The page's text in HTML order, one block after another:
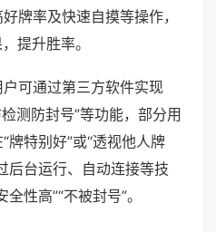
牌率及快速自摸等操作，
提升胜率。
可通过第三方软件实现
测防封号”等功能，部分用
牌特别好”或“透视他人牌
后台运行、自动连接等技
性高”“不被封号”。